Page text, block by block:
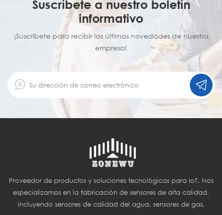
Suscríbete a nuestro boletín
informativo
¡Suscríbete para recibir las últimas novedades de nuestra
empresa!
Proveedor de productos y soluciones tecnológicas para IoT. Nos
especializamos en la fabricación de sensores de alta calidad,
incluyendo sensores de calidad del agua, sensores de gas,